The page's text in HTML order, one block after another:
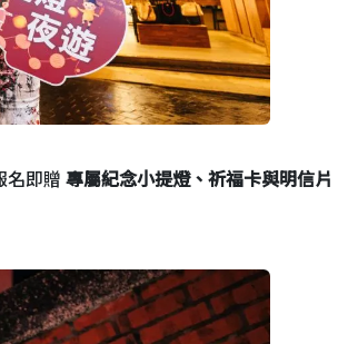
名即贈 專屬紀念小提燈、祈福卡與明信片